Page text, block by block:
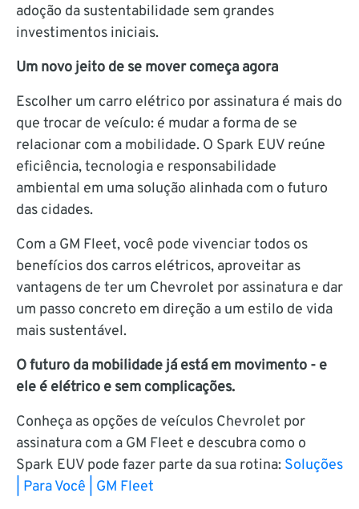
adoção da sustentabilidade sem grandes
investimentos iniciais.
Um novo jeito de se mover começa agora
Escolher um carro elétrico por assinatura é mais do
que trocar de veículo: é mudar a forma de se
relacionar com a mobilidade. O Spark EUV reúne
eficiência, tecnologia e responsabilidade
ambiental em uma solução alinhada com o futuro
das cidades.
Com a GM Fleet, você pode vivenciar todos os
benefícios dos carros elétricos, aproveitar as
vantagens de ter um Chevrolet por assinatura e dar
um passo concreto em direção a um estilo de vida
mais sustentável.
O futuro da mobilidade já está em movimento - e
ele é elétrico e sem complicações.
Conheça as opções de veículos Chevrolet por
assinatura com a GM Fleet e descubra como o
Spark EUV pode fazer parte da sua rotina: Soluções
| Para Você | GM Fleet